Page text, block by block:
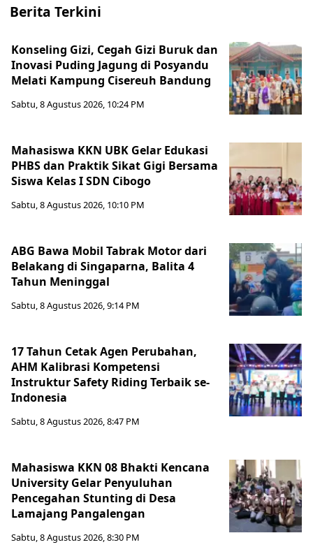
Berita Terkini
Konseling Gizi, Cegah Gizi Buruk dan
Inovasi Puding Jagung di Posyandu
Melati Kampung Cisereuh Bandung
Sabtu, 8 Agustus 2026, 10:24 PM
Mahasiswa KKN UBK Gelar Edukasi
PHBS dan Praktik Sikat Gigi Bersama
Siswa Kelas I SDN Cibogo
Sabtu, 8 Agustus 2026, 10:10 PM
ABG Bawa Mobil Tabrak Motor dari
Belakang di Singaparna, Balita 4
Tahun Meninggal
Sabtu, 8 Agustus 2026, 9:14 PM
17 Tahun Cetak Agen Perubahan,
AHM Kalibrasi Kompetensi
Instruktur Safety Riding Terbaik se-
Indonesia
Sabtu, 8 Agustus 2026, 8:47 PM
Mahasiswa KKN 08 Bhakti Kencana
University Gelar Penyuluhan
Pencegahan Stunting di Desa
Lamajang Pangalengan
Sabtu, 8 Agustus 2026, 8:30 PM